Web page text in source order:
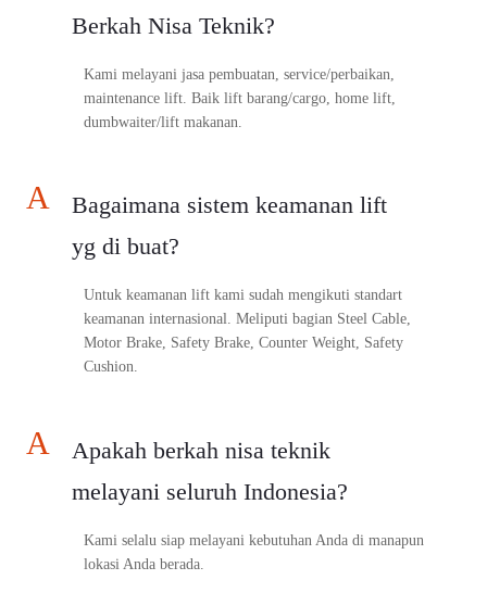
Berkah Nisa Teknik?
Kami melayani jasa pembuatan, service/perbaikan,
maintenance lift. Baik lift barang/cargo, home lift,
dumbwaiter/lift makanan.
A
Bagaimana sistem keamanan lift
yg di buat?
Untuk keamanan lift kami sudah mengikuti standart
keamanan internasional. Meliputi bagian Steel Cable,
Motor Brake, Safety Brake, Counter Weight, Safety
Cushion.
A
Apakah berkah nisa teknik
melayani seluruh Indonesia?
Kami selalu siap melayani kebutuhan Anda di manapun
lokasi Anda berada.